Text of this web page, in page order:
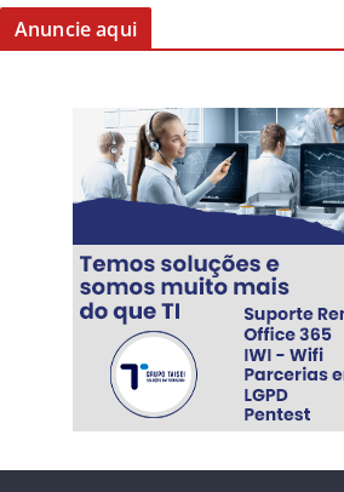
Anuncie aqui